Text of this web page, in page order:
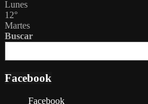
Lunes
12°
Martes
Buscar
Facebook
Facebook